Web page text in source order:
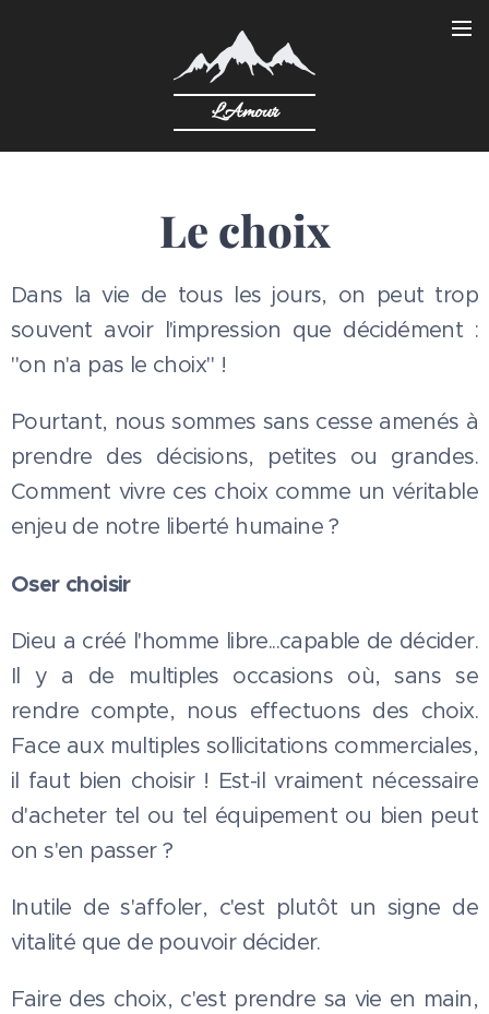
L'Amour
Le choix
Dans la vie de tous les jours, on peut trop
souvent avoir l'impression que décidément :
"on n'a pas le choix" !
Pourtant, nous sommes sans cesse amenés à
prendre des décisions, petites ou grandes.
Comment vivre ces choix comme un véritable
enjeu de notre liberté humaine ?
Oser choisir
Dieu a créé l'homme libre...capable de décider.
Il y a de multiples occasions où, sans se
rendre compte, nous effectuons des choix.
Face aux multiples sollicitations commerciales,
il faut bien choisir ! Est-il vraiment nécessaire
d'acheter tel ou tel équipement ou bien peut
on s'en passer ?
Inutile de s'affoler, c'est plutôt un signe de
vitalité que de pouvoir décider.
Faire des choix, c'est prendre sa vie en main,